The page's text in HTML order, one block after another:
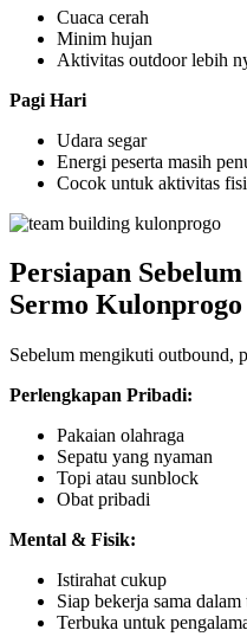
Cuaca cerah
Minim hujan
Aktivitas outdoor lebih
Pagi Hari
Udara segar
Energi peserta masih
Cocok untuk aktivitas
Persiapan
Sermo Kulonprogo
Sebelum mengikuti outbound,
Perlengkapan Pribadi:
Pakaian olahraga
Sepatu yang nyaman
Topi atau sunblock
Obat pribadi
Mental & Fisik:
Istirahat cukup
Siap bekerja sama dalam
Terbuka untuk